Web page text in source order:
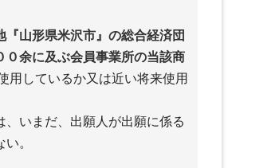
『山形県米沢市』の総合経済団
０余に及ぶ会員事業所の当該商
用しているか又は近い将来使用
いまだ、出願人が出願に係る
。